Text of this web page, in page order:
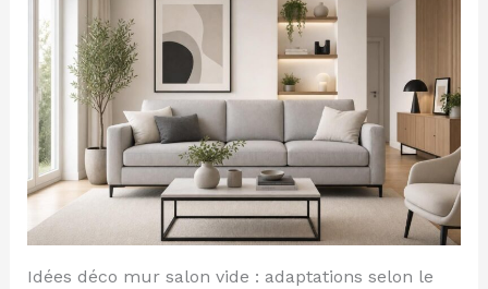
Idées déco mur salon vide : adaptations selon le